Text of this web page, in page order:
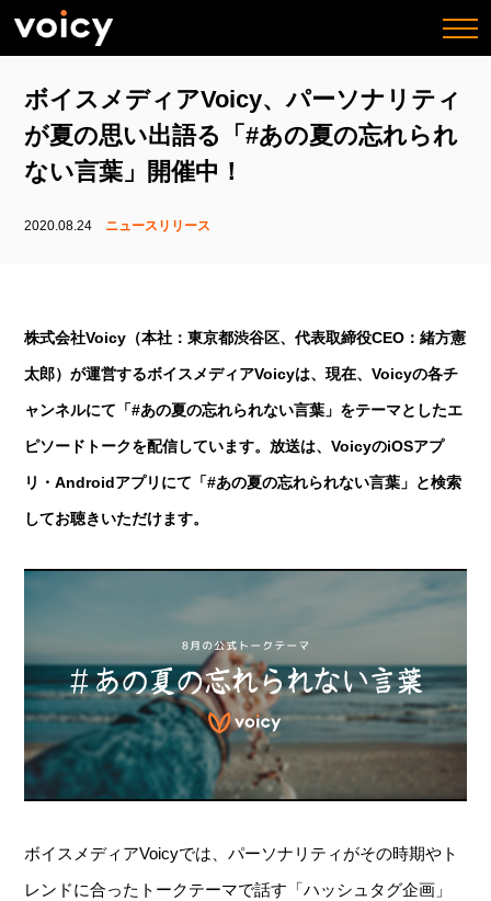
ボイスメディアVoicy、パーソナリティ
が夏の思い出語る「#あの夏の忘れられ
ない言葉」開催中！
2020.08.24 ニュースリリース
株式会社Voicy（本社：東京都渋谷区、代表取締役CEO：緒方憲
太郎）が運営するボイスメディアVoicyは、現在、Voicyの各チ
ャンネルにて「#あの夏の忘れられない言葉」をテーマとしたエ
ピソードトークを配信しています。放送は、VoicyのiOSアプ
リ・Androidアプリにて「#あの夏の忘れられない言葉」と検索
してお聴きいただけます。
ボイスメディアVoicyでは、パーソナリティがその時期やト
レンドに合ったトークテーマで話す「ハッシュタグ企画」